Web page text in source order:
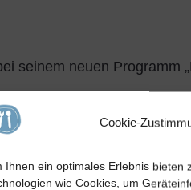
Cookie-
Ihnen ein optimales Erlebnis bieten
wie Cookies, um
seinem neuen Programm
besucht der aus Garitz bei
Als ihr Schirmherr
Kindertafel-